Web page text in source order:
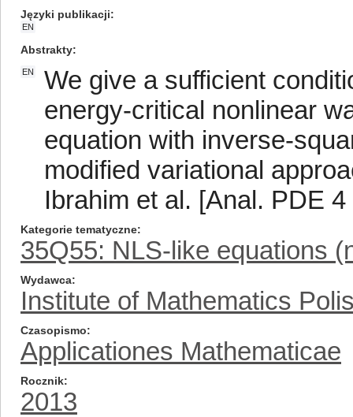
Języki publikacji
EN
Abstrakty
EN
We give a sufficient
energy-critical nonlinear
equation with inverse-
modified variational
Ibrahim et al. [Anal. PDE
Kategorie tematyczne
35Q55: NLS-like equations
Wydawca
Institute of Mathematics
Czasopismo
Applicationes Mathematicae
Rocznik
2013